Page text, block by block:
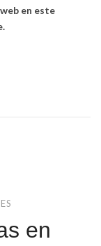
en este
en